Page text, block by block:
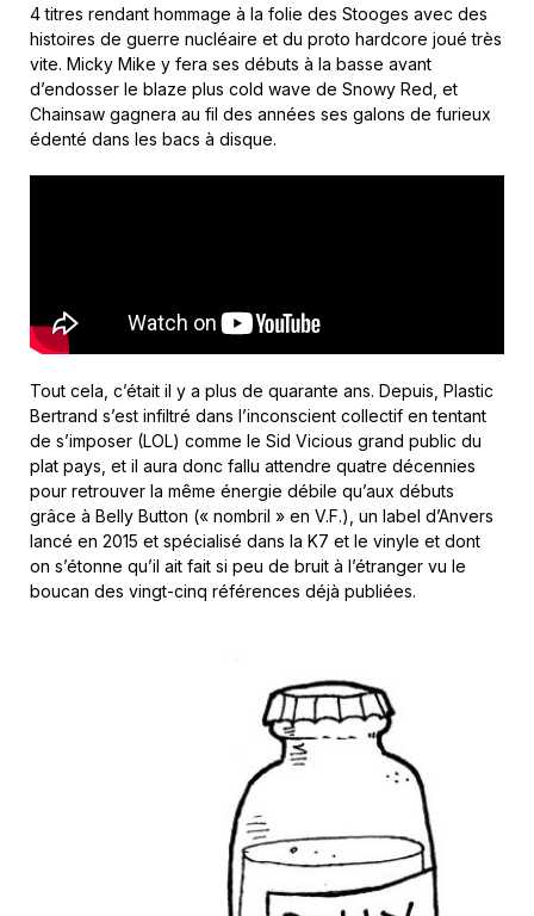
4 titres rendant hommage à la folie des Stooges avec des
histoires de guerre nucléaire et du proto hardcore joué très
vite. Micky Mike y fera ses débuts à la basse avant
d’endosser le blaze plus cold wave de Snowy Red, et
Chainsaw gagnera au fil des années ses galons de furieux
édenté dans les bacs à disque.
Tout cela, c’était il y a plus de quarante ans. Depuis, Plastic
Bertrand s’est infiltré dans l’inconscient collectif en tentant
de s’imposer (LOL) comme le Sid Vicious grand public du
plat pays, et il aura donc fallu attendre quatre décennies
pour retrouver la même énergie débile qu’aux débuts
grâce à Belly Button (« nombril » en V.F.), un label d’Anvers
lancé en 2015 et spécialisé dans la K7 et le vinyle et dont
on s’étonne qu’il ait fait si peu de bruit à l’étranger vu le
boucan des vingt-cinq références déjà publiées.